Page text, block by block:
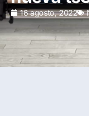
16 agosto, 2022